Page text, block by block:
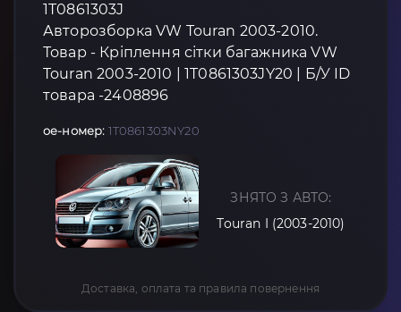
1T0861303J
Авторозборка VW Touran 2003-2010.
Товар - Кріплення сітки багажника VW
Touran 2003-2010 | 1T0861303JY20 | Б/У ID
товара -2408896
oe-номер: 1T0861303NY20
ЗНЯТО З АВТО:
Touran I (2003-2010)
Доставка, оплата та правила повернення